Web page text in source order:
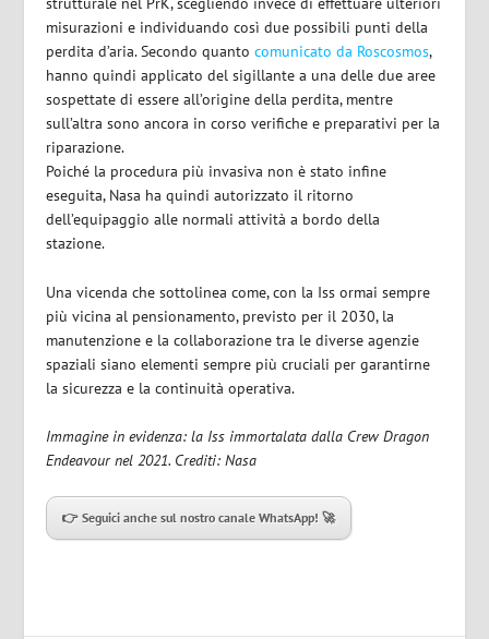
misurazioni e individuando così due possibili punti della
perdita d’aria. Secondo quantocomunicato da Roscosmos,
hanno quindi applicato del sigillante a una delle due aree
sospettate di essere all’origine della perdita, mentre
sull’altra sono ancora in corso verifiche e preparativi per la
riparazione.
Poiché la procedura più invasiva non è stato infine
eseguita, Nasa ha quindi autorizzato il ritorno
dell’equipaggio alle normali attività a bordo della
stazione.
Una vicenda che sottolinea come, con la Iss ormai sempre
più vicina al pensionamento, previsto per il 2030, la
manutenzione e la collaborazione tra le diverse agenzie
spaziali siano elementi sempre più cruciali per garantirne
la sicurezza e la continuità operativa.
Immagine in evidenza: la Iss immortalata dalla Crew Dragon
Endeavour nel 2021. Crediti: Nasa
👉 Seguici anche sul nostro canale WhatsApp! 🚀